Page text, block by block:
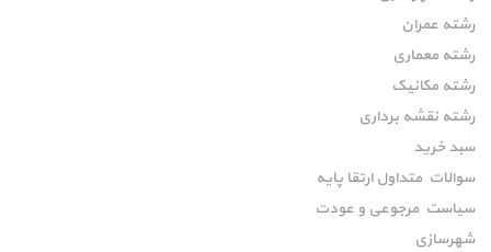
رشته عمران
رشته معماری
رشته مکانیک
رشته نقشه برداری
سبد خرید
سوالات متداول ارتقا پایه
سیاست مرجوعی و عودت
شهرسازی